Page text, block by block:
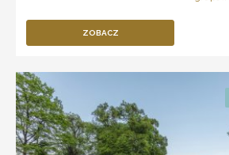
ZOBACZ